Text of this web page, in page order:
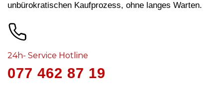
unbürokratischen Kaufprozess, ohne langes Warten.
24h- Service Hotline
077 462 87 19